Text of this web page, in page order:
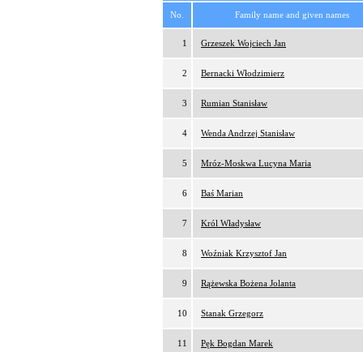
No. Family name and given names
1 Grzeszek Wojciech Jan
2 Bernacki Włodzimierz
3 Rumian Stanisław
4 Wenda Andrzej Stanisław
5 Mróz-Moskwa Lucyna Maria
6 Baś Marian
7 Król Władysław
8 Woźniak Krzysztof Jan
9 Rążewska Bożena Jolanta
10 Stanak Grzegorz
11 Pęk Bogdan Marek